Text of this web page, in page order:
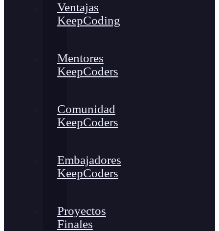
Ventajas
KeepCoding
Mentores
KeepCoders
Comunidad
KeepCoders
Embajadores
KeepCoders
Proyectos
Finales